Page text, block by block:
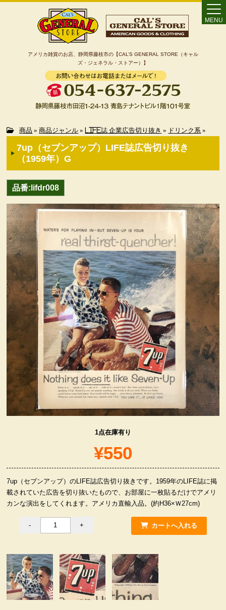
アメリカ雑貨のお店、静岡県藤枝市の【CAL’S GENERAL STORE（キャル
ズ・ジェネラル・ストアー）】
MENU
Home
ヴィンテージ・グッズ
LIFE誌 企業広告切り抜き
ファイヤーキング他
コカコーラ・グッズ
カンパニー・グッズ
キャラクター・グッズ
喫煙具
服飾小物雑貨
商品 » 商品ジャンル » LIFE誌 企業広告切り抜き » ドリンク系 »
7up（セブンアップ）LIFE誌広告切り抜き
（1959年）G
品番:lifdr008
1点在庫有り
¥550
7up（セブンアップ）のLIFE誌広告切り抜きです。1959年のLIFE誌に掲
載されていた広告を切り抜いたもので、お部屋に一枚貼るだけでアメリ
カンな演出をしてくれます。アメリカ直輸入品。(約H36×Ｗ27cm)